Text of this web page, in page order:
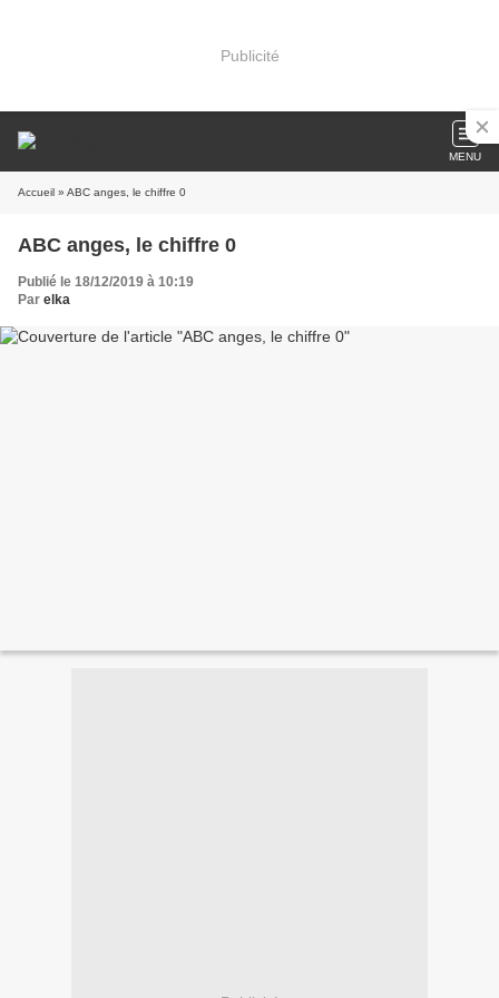
Publicité
MENU
Accueil » ABC anges, le chiffre 0
ABC anges, le chiffre 0
Publié le 18/12/2019 à 10:19
Par elka